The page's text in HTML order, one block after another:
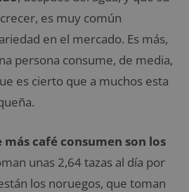
es muy común
en el mercado. Es más,
persona consume, de media,
es cierto que a muchos esta
más café consumen son los
unas 2,64 tazas al día por
los noruegos, que toman